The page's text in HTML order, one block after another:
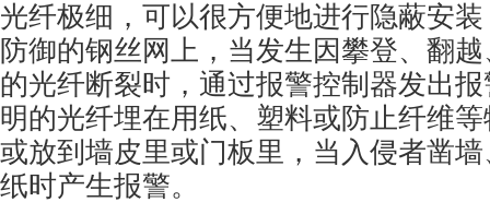
光纤极细，可以很方便地进行隐蔽安
防御的钢丝网上，当发生因攀登、翻
的光纤断裂时，通过报警控制器发出
明的光纤埋在用纸、塑料或防止纤维
或放到墙皮里或门板里，当入侵者凿
纸时产生报警。